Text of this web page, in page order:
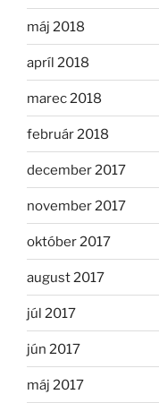
máj 2018
apríl 2018
marec 2018
február 2018
december 2017
november 2017
október 2017
august 2017
júl 2017
jún 2017
máj 2017